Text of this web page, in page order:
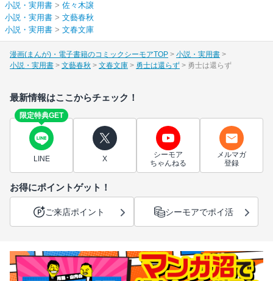
小説・実用書 > 佐々木譲
小説・実用書 > 文藝春秋
小説・実用書 > 文春文庫
漫画(まんが)・電子書籍のコミックシーモアTOP
小説・実用書
小説・実用書
文藝春秋 文春文庫 勇士は還らず 勇士は還らず
最新情報はここからチェック！
限定特典GET
LINE X
シーモア
ちゃんねる
メルマガ
登録
お得にポイントゲット！
ご来店ポイント シーモアでポイ活